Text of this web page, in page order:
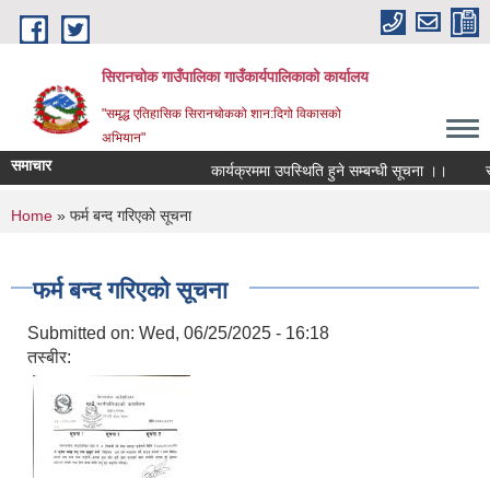
Skip to main content
सिरानचोक गाउँपालिका गाउँकार्यपालिकाको कार्यालय
"समृद्ध एतिहासिक सिरानचोकको शान:दिगो विकासको
अभियान"
समाचार कार्यक्रममा उपस्थिति हुने सम्बन्धी सूचना ।।
You are here
Home » फर्म बन्द गरिएको सूचना
फर्म बन्द गरिएको सूचना
Submitted on: Wed, 06/25/2025 - 16:18
तस्बीर: